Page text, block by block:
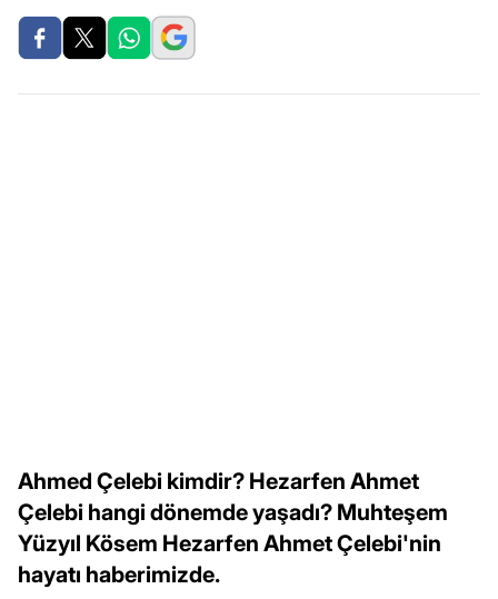
Ahmed Çelebi kimdir? Hezarfen Ahmet
Çelebi hangi dönemde yaşadı? Muhteşem
Yüzyıl Kösem Hezarfen Ahmet Çelebi'nin
hayatı haberimizde.